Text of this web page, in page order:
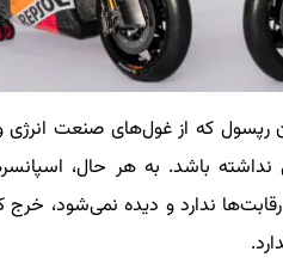
که از غول‌های صنعت انرژی
نداشته باشد. به هر حال،
ندارد و دیده نمی‌شود،